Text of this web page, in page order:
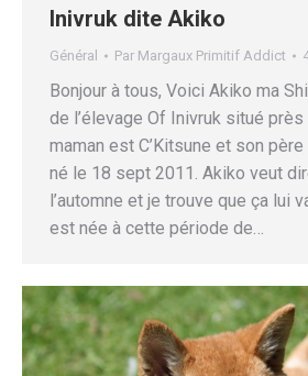
Inivruk dite Akiko
Général Par Margaux Primitif Addict
Bonjour à tous, Voici Akiko ma
de l’élevage Of Inivruk situé près
maman est C’Kitsune et son
né le 18 sept 2011. Akiko veut
l’automne et je trouve que ça lui
est née à cette période de…